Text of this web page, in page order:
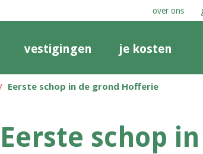
vestigingen je kosten
over ons
Eerste schop in de grond Hofferie
Eerste schop